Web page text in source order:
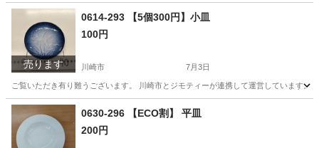
神奈川 川崎市 リユース
売ります
0614-293 【5個300円】小皿
100円
川崎市 7月3日
ご覧いただき有り難うございます。 川崎市とジモティーが連携して運営していま
神奈川 川崎市 リユース
0630-296 【ECO割】 平皿
200円